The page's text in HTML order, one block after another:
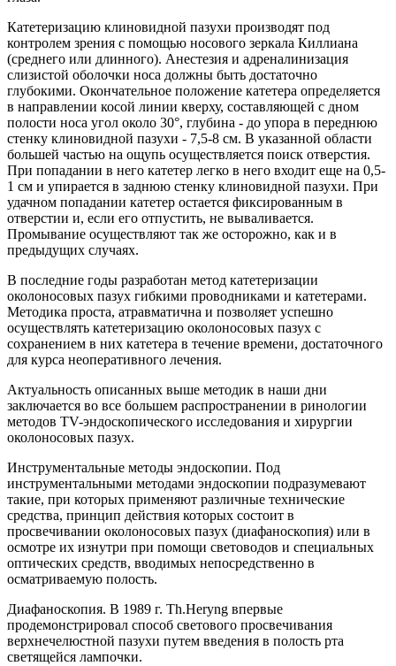
Катетеризацию клиновидной пазухи производят под
контролем зрения с помощью носового зеркала Киллиана
(среднего или длинного). Анестезия и адреналинизация
слизистой оболочки носа должны быть достаточно
глубокими. Окончательное положение катетера определяется
в направлении косой линии кверху, составляющей с дном
полости носа угол около 30°, глубина - до упора в переднюю
стенку клиновидной пазухи - 7,5-8 см. В указанной области
большей частью на ощупь осуществляется поиск отверстия.
При попадании в него катетер легко в него входит еще на 0,5-
1 см и упирается в заднюю стенку клиновидной пазухи. При
удачном попадании катетер остается фиксированным в
отверстии и, если его отпустить, не вываливается.
Промывание осуществляют так же осторожно, как и в
предыдущих случаях.
В последние годы разработан метод катетеризации
околоносовых пазух гибкими проводниками и катетерами.
Методика проста, атравматична и позволяет успешно
осуществлять катетеризацию околоносовых пазух с
сохранением в них катетера в течение времени, достаточного
для курса неоперативного лечения.
Актуальность описанных выше методик в наши дни
заключается во все большем распространении в ринологии
методов TV-эндоскопического исследования и хирургии
околоносовых пазух.
Инструментальные методы эндоскопии. Под
инструментальными методами эндоскопии подразумевают
такие, при которых применяют различные технические
средства, принцип действия которых состоит в
просвечивании околоносовых пазух (диафаноскопия) или в
осмотре их изнутри при помощи световодов и специальных
оптических средств, вводимых непосредственно в
осматриваемую полость.
Диафаноскопия. В 1989 г. Th.Heryng впервые
продемонстрировал способ светового просвечивания
верхнечелюстной пазухи путем введения в полость рта
светящейся лампочки.